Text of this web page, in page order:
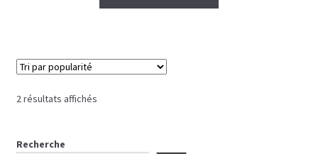
2 résultats affichésTrié
Recherche